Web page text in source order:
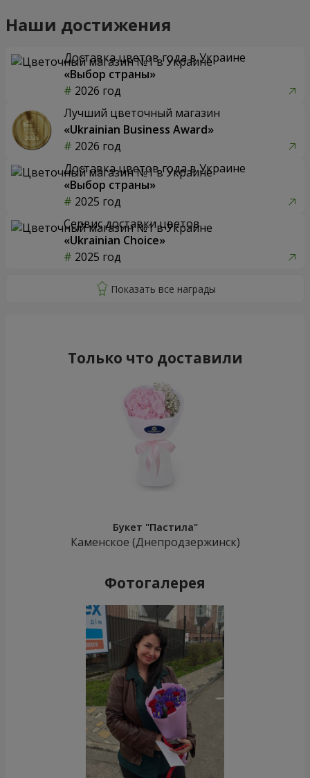
Наши достижения
Доставка цветов года в Украине
«Выбор страны»
2026 год
Лучший цветочный магазин
«Ukrainian Business Award»
2026 год
Доставка цветов года в Украине
«Выбор страны»
2025 год
Сервис доставки цветов
«Ukrainian Choice»
2025 год
Только что доставили
Букет "Пастила"
Каменское (Днепродзержинск)
Фотогалерея